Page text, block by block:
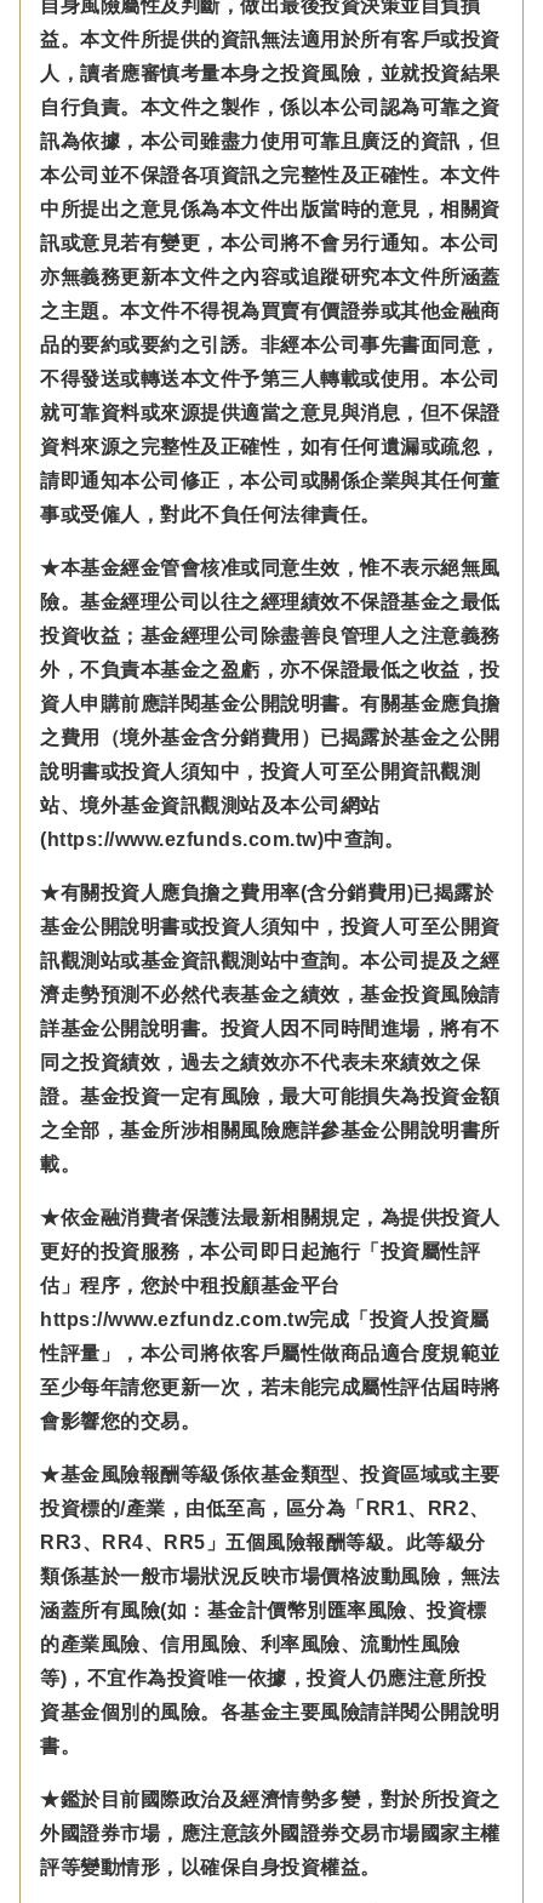
自身風險屬性及判斷，做出最後投資決策並自負損
益。本文件所提供的資訊無法適用於所有客戶或投資
人，讀者應審慎考量本身之投資風險，並就投資結果
自行負責。本文件之製作，係以本公司認為可靠之資
訊為依據，本公司雖盡力使用可靠且廣泛的資訊，但
本公司並不保證各項資訊之完整性及正確性。本文件
中所提出之意見係為本文件出版當時的意見，相關資
訊或意見若有變更，本公司將不會另行通知。本公司
亦無義務更新本文件之內容或追蹤研究本文件所涵蓋
之主題。本文件不得視為買賣有價證券或其他金融商
品的要約或要約之引誘。非經本公司事先書面同意，
不得發送或轉送本文件予第三人轉載或使用。本公司
就可靠資料或來源提供適當之意見與消息，但不保證
資料來源之完整性及正確性，如有任何遺漏或疏忽，
請即通知本公司修正，本公司或關係企業與其任何董
事或受僱人，對此不負任何法律責任。
★本基金經金管會核准或同意生效，惟不表示絕無風
險。基金經理公司以往之經理績效不保證基金之最低
投資收益；基金經理公司除盡善良管理人之注意義務
外，不負責本基金之盈虧，亦不保證最低之收益，投
資人申購前應詳閱基金公開說明書。有關基金應負擔
之費用（境外基金含分銷費用）已揭露於基金之公開
說明書或投資人須知中，投資人可至公開資訊觀測
站、境外基金資訊觀測站及本公司網站
(https://www.ezfunds.com.tw)中查詢。
★有關投資人應負擔之費用率(含分銷費用)已揭露於
基金公開說明書或投資人須知中，投資人可至公開資
訊觀測站或基金資訊觀測站中查詢。本公司提及之經
濟走勢預測不必然代表基金之績效，基金投資風險請
詳基金公開說明書。投資人因不同時間進場，將有不
同之投資績效，過去之績效亦不代表未來績效之保
證。基金投資一定有風險，最大可能損失為投資金額
之全部，基金所涉相關風險應詳參基金公開說明書所
載。
★依金融消費者保護法最新相關規定，為提供投資人
更好的投資服務，本公司即日起施行「投資屬性評
估」程序，您於中租投顧基金平台
https://www.ezfundz.com.tw完成「投資人投資屬
性評量」，本公司將依客戶屬性做商品適合度規範並
至少每年請您更新一次，若未能完成屬性評估屆時將
會影響您的交易。
★基金風險報酬等級係依基金類型、投資區域或主要
投資標的/產業，由低至高，區分為「RR1、RR2、
RR3、RR4、RR5」五個風險報酬等級。此等級分
類係基於一般市場狀況反映市場價格波動風險，無法
涵蓋所有風險(如：基金計價幣別匯率風險、投資標
的產業風險、信用風險、利率風險、流動性風險
等)，不宜作為投資唯一依據，投資人仍應注意所投
資基金個別的風險。各基金主要風險請詳閱公開說明
書。
★鑑於目前國際政治及經濟情勢多變，對於所投資之
外國證券市場，應注意該外國證券交易市場國家主權
評等變動情形，以確保自身投資權益。